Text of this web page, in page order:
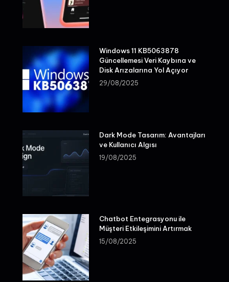
Windows 11 KB5063878
Güncellemesi Veri Kaybına ve
Disk Arızalarına Yol Açıyor
29/08/2025
Dark Mode Tasarım: Avantajları
ve Kullanıcı Algısı
19/08/2025
Chatbot Entegrasyonu ile
Müşteri Etkileşimini Artırmak
15/08/2025